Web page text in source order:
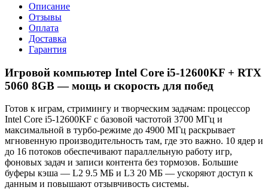
Описание
Отзывы
Оплата
Доставка
Гарантия
Игровой компьютер Intel Core i5-12600KF + RTX
5060 8GB — мощь и скорость для побед
Готов к играм, стримингу и творческим задачам: процессор
Intel Core i5‑12600KF с базовой частотой 3700 МГц и
максимальной в турбо‑режиме до 4900 МГц раскрывает
мгновенную производительность там, где это важно. 10 ядер и
до 16 потоков обеспечивают параллельную работу игр,
фоновых задач и записи контента без тормозов. Большие
буферы кэша — L2 9.5 МБ и L3 20 МБ — ускоряют доступ к
данным и повышают отзывчивость системы.